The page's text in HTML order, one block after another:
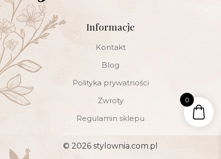
Informacje
Kontakt
Blog
Polityka prywatności
Zwroty
Regulamin sklepu
© 2026 stylownia.com.pl
0